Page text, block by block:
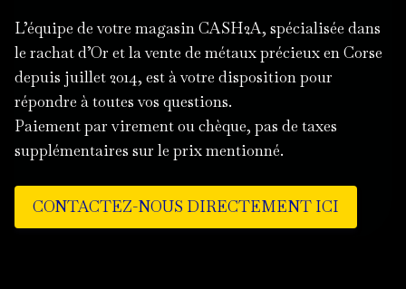
L’équipe de votre magasin CASH2A, spécialisée dans
le rachat d’Or et la vente de métaux précieux en Corse
depuis juillet 2014, est à votre disposition pour
répondre à toutes vos questions.
Paiement par virement ou chèque, pas de taxes
supplémentaires sur le prix mentionné.
CONTACTEZ-NOUS DIRECTEMENT ICI